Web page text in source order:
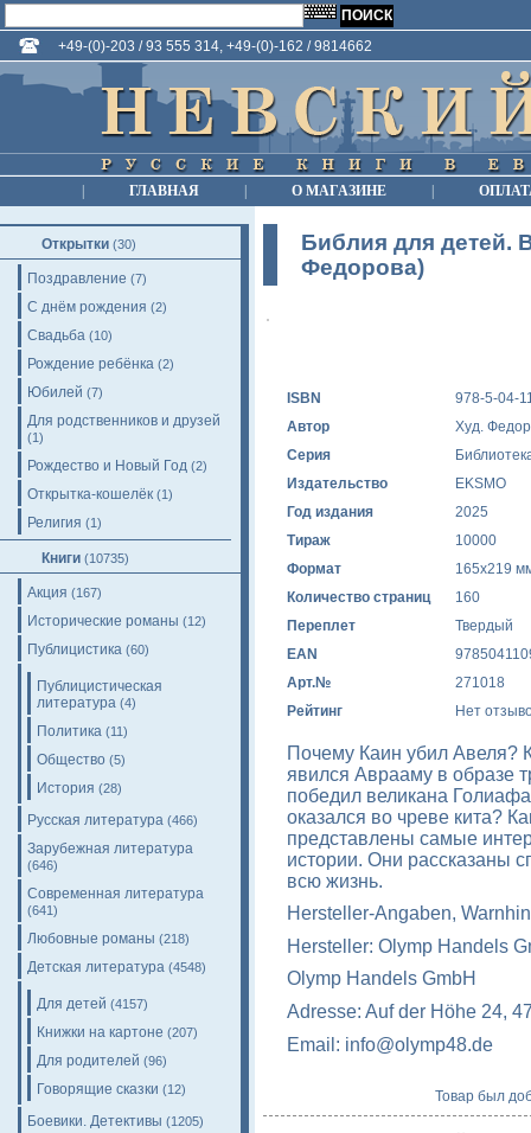
+49-(0)-203 / 93 555 314, +49-(0)-162 / 9814662
ГЛАВНАЯ О МАГАЗИНЕ
Открытки (30)
Поздравление (7)
С днём рождения (2)
Свадьба (10)
Рождение ребёнка (2)
Юбилей (7)
Для родственников и друзей
(1)
Рождество и Новый Год (2)
Открытка-кошелёк (1)
Религия (1)
Книги (10735)
Акция (167)
Исторические романы (12)
Публицистика (60)
Публицистическая
литература (4)
Политика (11)
Общество (5)
История (28)
Русская литература (466)
Зарубежная литература
(646)
Современная литература
(641)
Любовные романы (218)
Детская литература (4548)
Для детей (4157)
Книжки на картоне (207)
Для родителей (96)
Говорящие сказки (12)
Боевики. Детективы (1205)
Библия для детей.
Федорова)
ISBN
978-5-04-
Автор
Худ.
Серия
Издательство
EKSMO
Год издания
2025
Тираж
10000
Формат
165x219
Количество страниц
160
Переплет
Твердый
EAN
Арт.№
271018
Рейтинг
Нет
Почему Каин убил Авеля?
явился Аврааму в образе
победил великана
оказался во чреве кита?
представлены самые
истории. Они рассказаны
всю жизнь.
Hersteller-Angaben,
Hersteller: Olymp Handels
Olymp Handels GmbH
Adresse: Auf der Höhe 24,
Email: info@olymp48.de
Товар был